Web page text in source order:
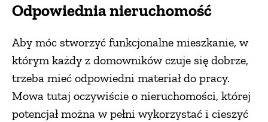
Odpowiednia nieruchomość
Aby móc stworzyć funkcjonalne mieszkanie, w
którym każdy z domowników czuje się dobrze,
trzeba mieć odpowiedni materiał do pracy.
Mowa tutaj oczywiście o nieruchomości, której
potencjał można w pełni wykorzystać i cieszyć